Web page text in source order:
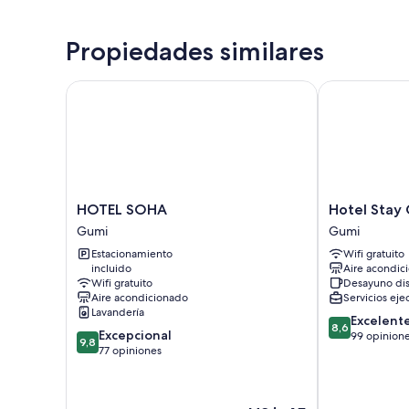
Propiedades similares
HOTEL
SOHA
Gumi
HOTEL SOHA
Gumi
Estacionamiento
incluido
Wifi gratuito
Aire acondicionado
Lavandería
9.8
de
9,8 Excepcional
77 opiniones
HOTEL SOHA
Hotel
Stay
Gumi
Gumi
Hotel Stay
Gumi
Wifi gratuito
Aire
Desayuno
Servicios
8.6
de
8,6
99
Hotel Stay